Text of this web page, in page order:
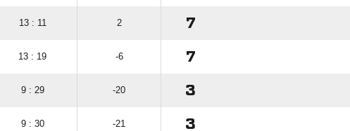
13 : 11 2 7
13 : 19 -6 7
9 : 29 -20 3
9 : 30 -21 3